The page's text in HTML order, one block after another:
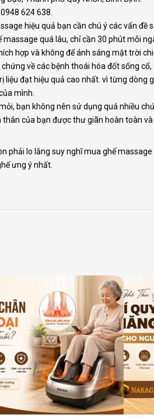
624 638.
hiệu quả bạn cần chú ý các vấn đề
massage quá lâu, chỉ cần 30 phút mỗi
hợp và không để ánh sáng mặt trời
chứng về các bệnh thoái hóa đốt sống
liệu đạt hiệu quả cao nhất. vì từng dòng
mình.
bạn không nên sử dụng quá nhiều
thân của bạn được thư giãn hoàn toàn
phải lo lắng suy nghĩ mua ghế
ưng ý nhất.